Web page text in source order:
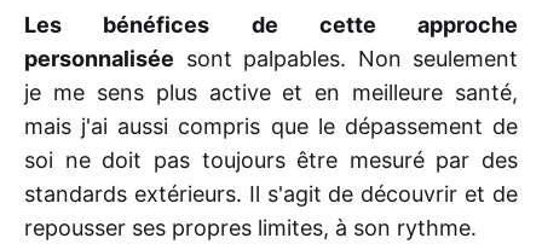
Les bénéfices de cette approche
personnalisée sont palpables. Non seulement
je me sens plus active et en meilleure santé,
mais j'ai aussi compris que le dépassement de
soi ne doit pas toujours être mesuré par des
standards extérieurs. Il s'agit de découvrir et de
repousser ses propres limites, à son rythme.